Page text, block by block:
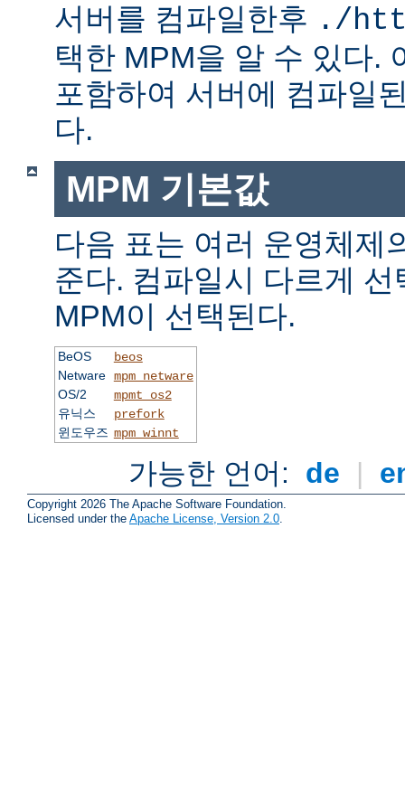
서버를 컴파일한후 ./
택한 MPM을 알 수 있다.
포함하여 서버에 컴파일
다.
MPM 기본값
다음 표는 여러 운영체제
준다. 컴파일시 다르게
MPM이 선택된다.
BeOS
beos
Netware mpm_netware
OS/2
mpmt_os2
유닉스
prefork
윈도우즈 mpm_winnt
가능한 언어: de |
Copyright 2026 The Apache Software Foundation.
Licensed under the Apache License, Version 2.0